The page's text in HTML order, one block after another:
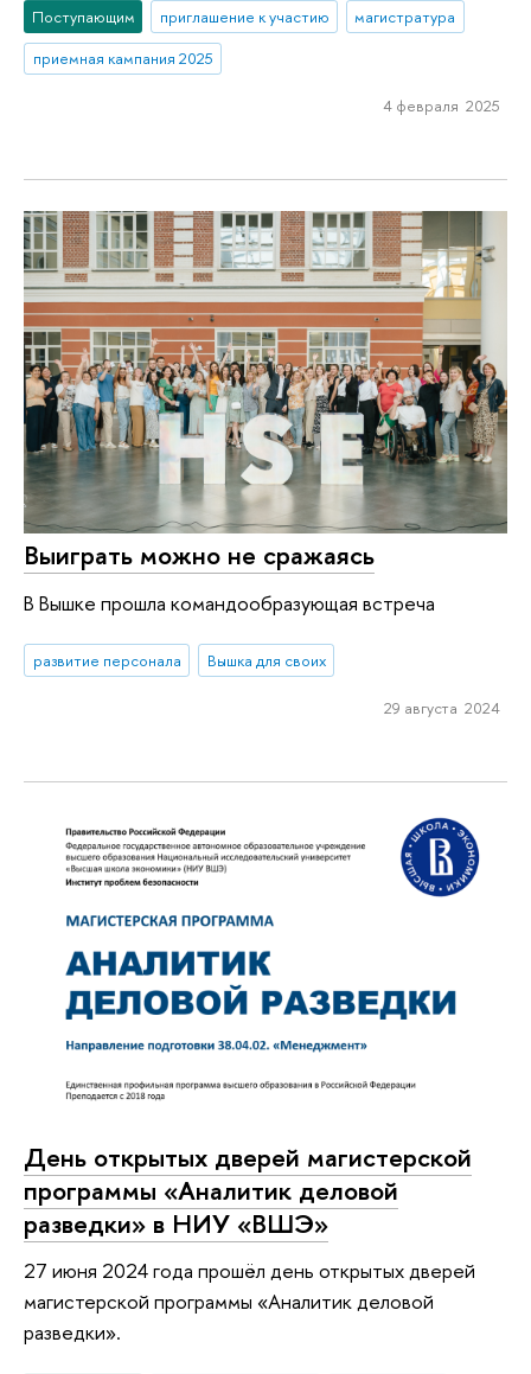
Поступающим приглашение к участию
магистратура
приемная кампания 2025
4 февраля 2025
Выиграть можно не сражаясь
В Вышке прошла командообразующая встреча
развитие персонала Вышка для своих
29 августа 2024
День открытых дверей магистерской
программы «Аналитик деловой
разведки» в НИУ «ВШЭ»
27 июня 2024 года прошёл день открытых дверей
магистерской программы «Аналитик деловой
разведки».